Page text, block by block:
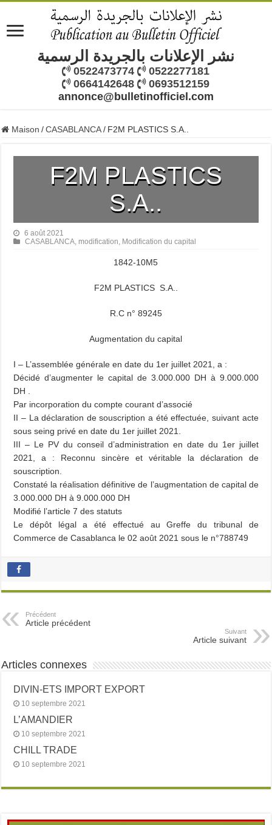
نشر الإعلانات بالجريدة الرسمية
0522473774
0522277181
0664142648
0693512159
annonce@bulletinofficiel.com
Maison / CASABLANCA / F2M PLASTICS S.A..
F2M PLASTICS
S.A..
6 août 2021
CASABLANCA, modification, Modification du capital
1842-10M5
F2M PLASTICS S.A..
R.C n° 89245
Augmentation du capital
I – L’assemblée générale en date du 1er juillet 2021, a :
Décidé d’augmenter le capital de 3.000.000 DH à 9.000.000
DH .
Par incorporation du compte courant d’associé
II – La déclaration de souscription a été effectuée, suivant acte
sous seing privé en date du 1er juillet 2021.
III – Le PV du conseil d’administration en date du 1er juillet
2021, a : Reconnu sincère et véritable la déclaration de
souscription.
Constaté la réalisation définitive de l’augmentation de capital de
3.000.000 DH à 9.000.000 DH
Modifié l’article 7 des statuts
Le dépôt légal a été effectué au Greffe du tribunal de
Commerce de Casablanca le 02 août 2021 sous le n°788749
Précédent
Article précédent
Suivant
Article suivant
Articles connexes
DIVIN-ETS IMPORT EXPORT
10 septembre 2021
L’AMANDIER
10 septembre 2021
CHILL TRADE
10 septembre 2021